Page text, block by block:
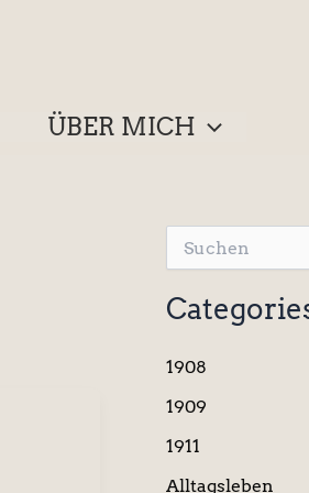
ÜBER MICH
u
c
h
n
a
h
1908
1909
1911
Alltagsleben